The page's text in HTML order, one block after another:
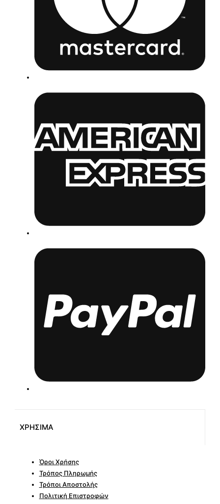
ΧΡΗΣΙΜΑ
Όροι Χρήσης
Τρόπος Πληρωμής
Τρόποι Αποστολής
Πολιτική Επιστροφών